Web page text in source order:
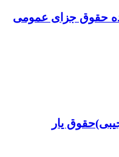
حقوق جزای عمومی
یار